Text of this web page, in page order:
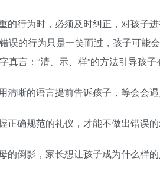
的行为时，必须及时纠正，对孩子
误的行为只是一笑而过，孩子可能
言：“清、示、样”的方法引导孩子
清晰的语言提前告诉孩子，等会会遇
确规范的礼仪，才能不做出错误的
的倒影，家长想让孩子成为什么样